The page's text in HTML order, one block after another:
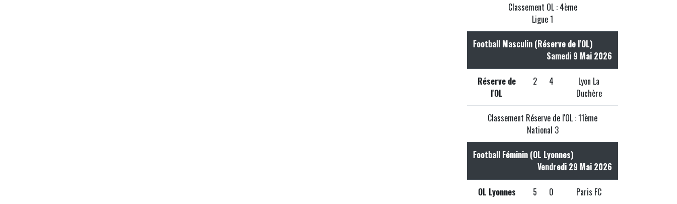
Classement OL : 4ème
Ligue 1
Football Masculin (Réserve de l'OL)
Samedi 9 Mai 2026
Réserve de
l'OL
2 4
Lyon La
Duchère
Classement Réserve de l'OL : 11ème
National 3
Football Féminin (OL Lyonnes)
Vendredi 29 Mai 2026
OL Lyonnes 5 0 Paris FC